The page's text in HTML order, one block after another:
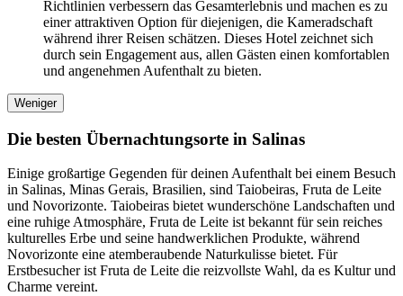
Richtlinien verbessern das Gesamterlebnis und machen es zu
einer attraktiven Option für diejenigen, die Kameradschaft
während ihrer Reisen schätzen. Dieses Hotel zeichnet sich
durch sein Engagement aus, allen Gästen einen komfortablen
und angenehmen Aufenthalt zu bieten.
Weniger
Die besten Übernachtungsorte in Salinas
Einige großartige Gegenden für deinen Aufenthalt bei einem Besuch
in Salinas, Minas Gerais, Brasilien, sind Taiobeiras, Fruta de Leite
und Novorizonte. Taiobeiras bietet wunderschöne Landschaften und
eine ruhige Atmosphäre, Fruta de Leite ist bekannt für sein reiches
kulturelles Erbe und seine handwerklichen Produkte, während
Novorizonte eine atemberaubende Naturkulisse bietet. Für
Erstbesucher ist Fruta de Leite die reizvollste Wahl, da es Kultur und
Charme vereint.